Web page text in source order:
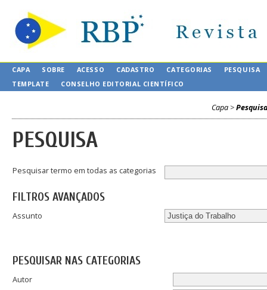
CAPA SOBRE ACESSO CADASTRO CATEGORIAS
PESQUISA
TEMPLATE
CONSELHO EDITORIAL CIENTÍFICO
Capa >
PESQUISA
Pesquisar termo em todas as categorias
FILTROS AVANÇADOS
Assunto
PESQUISAR NAS CATEGORIAS
Autor